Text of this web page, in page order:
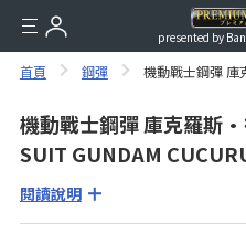
presented by
首頁 鋼彈 機動戰士鋼彈
機動戰士鋼彈 庫克羅斯
SUIT GUNDAM
閱讀說明